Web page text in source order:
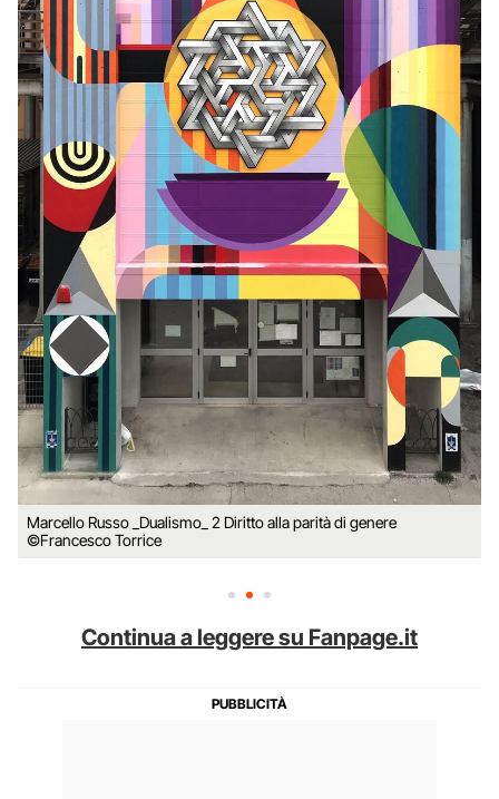
Marcello Russo _Dualismo_ 2 Diritto alla parità di genere
©Francesco Torrice
Continua a leggere su Fanpage.it